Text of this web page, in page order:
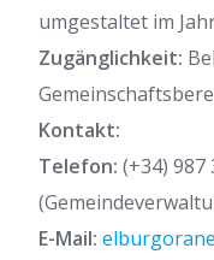
umgestaltet im
Zugänglichkeit:
Kontakt:
Telefon: (+34) 987
E-Mail: